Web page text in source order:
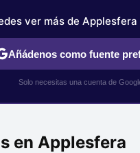
TUTORIALES APPLESFERA
en Applesfera
ver más de Applesfera
Añádenos como fuente
Solo necesitas una cuenta de